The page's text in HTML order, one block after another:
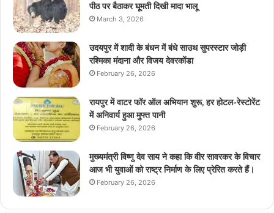
पीठ पर बैठाकर घूमती दिखी मादा भालू
March 3, 2026
उदयपुर में शादी के बंधन में बंधे साउथ सुपरस्टार जोड़ी
रश्मिका मंदाना और विजय देवरकोंडा
February 26, 2026
रायपुर में वाटर फॉर ऑल अभियान शुरू, हर होटल-रेस्टोरेंट
में अनिवार्य हुआ मुफ्त पानी
February 26, 2026
मुख्यमंत्री विष्णु देव साय ने कहा कि वीर सावरकर के विचार
आज भी युवाओं को राष्ट्र निर्माण के लिए प्रेरित करते हैं।
February 26, 2026